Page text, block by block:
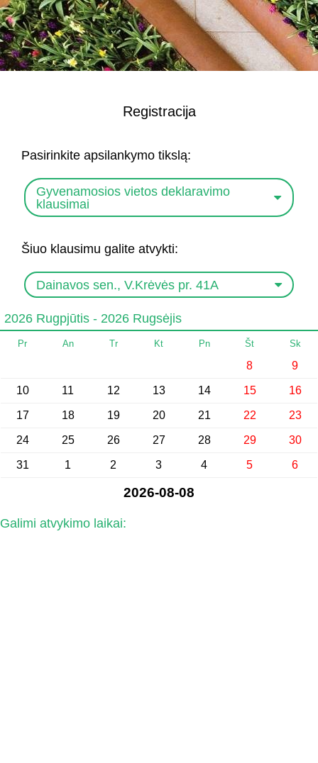
Registracija
Pasirinkite apsilankymo tikslą:
Gyvenamosios vietos deklaravimo
klausimai
Šiuo klausimu galite atvykti:
Dainavos sen., V.Krėvės pr. 41A
2026 Rugpjūtis - 2026 Rugsėjis
Pr An Tr Kt Pn Št Sk
8 9
10 11 12 13 14 15 16
17 18 19 20 21 22 23
24 25 26 27 28 29 30
31 1 2 3 4 5 6
2026-08-08
Galimi atvykimo laikai: